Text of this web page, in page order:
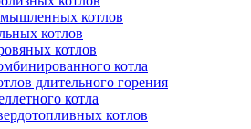
котлов
котлов
котлов
котла
длительного горения
котла
котлов